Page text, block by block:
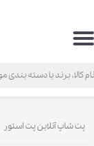
حساب کاربری من
خروج از حساب
پت شاپ آنلاین پت استور